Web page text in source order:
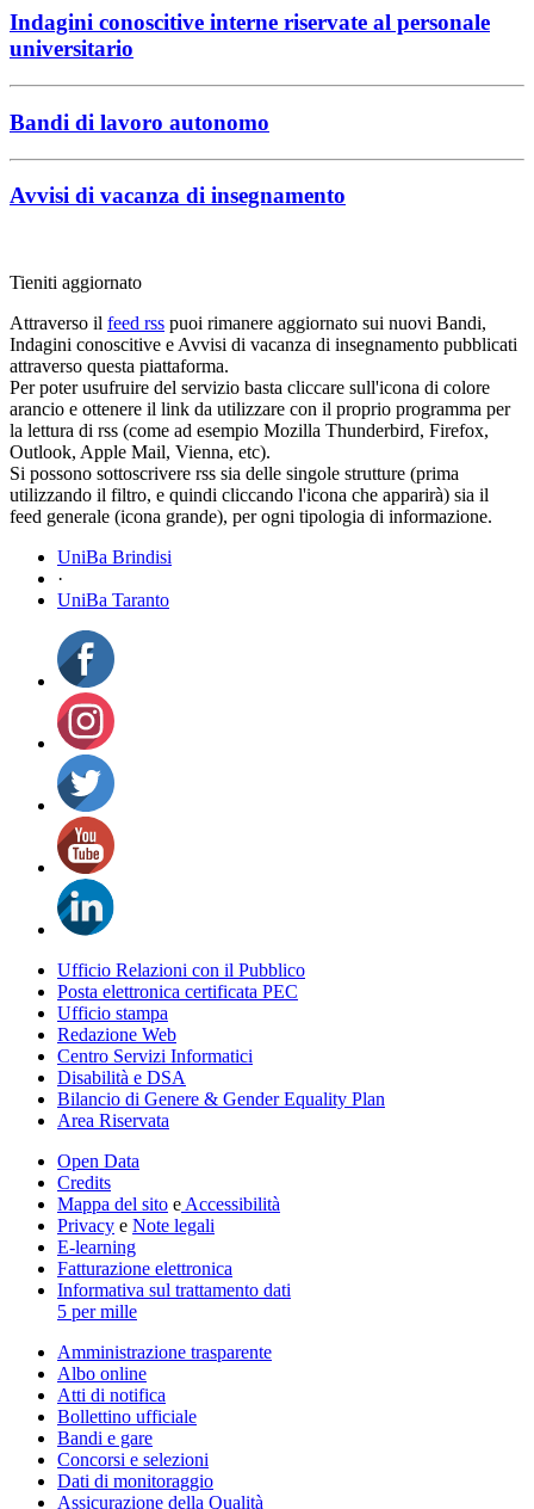
Indagini conoscitive interne riservate al personale
universitario
Bandi di lavoro autonomo
Avvisi di vacanza di insegnamento
Tieniti aggiornato
Attraverso il feed rss puoi rimanere aggiornato sui nuovi Bandi,
Indagini conoscitive e Avvisi di vacanza di insegnamento pubblicati
attraverso questa piattaforma.
Per poter usufruire del servizio basta cliccare sull'icona di colore
arancio e ottenere il link da utilizzare con il proprio programma per
la lettura di rss (come ad esempio Mozilla Thunderbird, Firefox,
Outlook, Apple Mail, Vienna, etc).
Si possono sottoscrivere rss sia delle singole strutture (prima
utilizzando il filtro, e quindi cliccando l'icona che apparirà) sia il
feed generale (icona grande), per ogni tipologia di informazione.
UniBa Brindisi
·
UniBa Taranto
Ufficio Relazioni con il Pubblico
Posta elettronica certificata PEC
Ufficio stampa
Redazione Web
Centro Servizi Informatici
Disabilità e DSA
Bilancio di Genere & Gender Equality Plan
Area Riservata
Open Data
Credits
Mappa del sito e Accessibilità
Privacy e Note legali
E-learning
Fatturazione elettronica
Informativa sul trattamento dati
5 per mille
Amministrazione trasparente
Albo online
Atti di notifica
Bollettino ufficiale
Bandi e gare
Concorsi e selezioni
Dati di monitoraggio
Assicurazione della Qualità